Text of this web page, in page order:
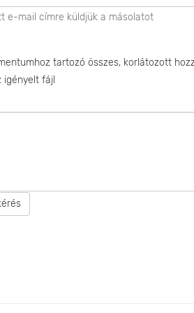
e-mail címre küldjük a másolatot
tartozó összes, korlátozott
igényelt fájl